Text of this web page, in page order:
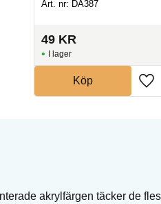
Art. nr: DA387
49 KR
I lager
Köp
akrylfärgen täcker de